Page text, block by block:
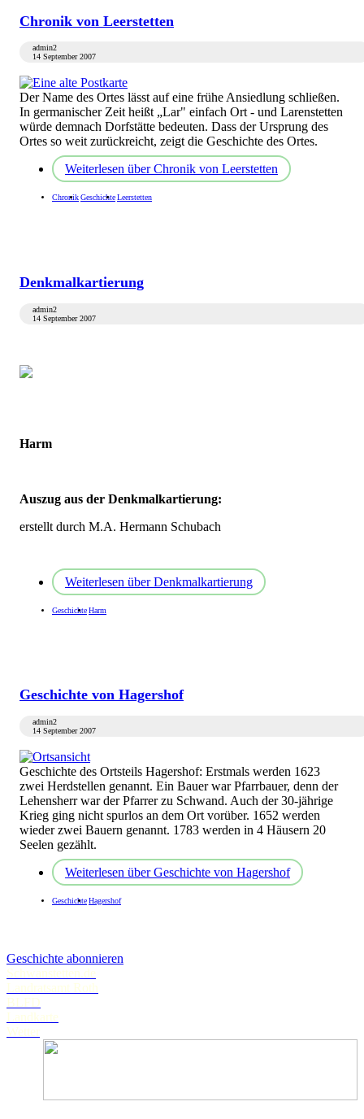
Chronik von Leerstetten
admin2
14 September 2007
Der Name des Ortes lässt auf eine frühe Ansiedlung schließen.
In germanischer Zeit heißt „Lar" einfach Ort - und Larenstetten
würde demnach Dorfstätte bedeuten. Dass der Ursprung des
Ortes so weit zurückreicht, zeigt die Geschichte des Ortes.
Weiterlesen über Chronik von Leerstetten
ChronikGeschichteLeerstetten
Denkmalkartierung
admin2
14 September 2007
Harm
Auszug aus der Denkmalkartierung:
erstellt durch M.A. Hermann Schubach
Weiterlesen über Denkmalkartierung
GeschichteHarm
Geschichte von Hagershof
admin2
14 September 2007
Geschichte des Ortsteils Hagershof: Erstmals werden 1623
zwei Herdstellen genannt. Ein Bauer war Pfarrbauer, denn der
Lehensherr war der Pfarrer zu Schwand. Auch der 30-jährige
Krieg ging nicht spurlos an dem Ort vorüber. 1652 werden
wieder zwei Bauern genannt. 1783 werden in 4 Häusern 20
Seelen gezählt.
Weiterlesen über Geschichte von Hagershof
GeschichteHagershof
Geschichte abonnieren
Schwanstetten.de
Landratsamt Roth
BLFD
Landkarte
Wetter